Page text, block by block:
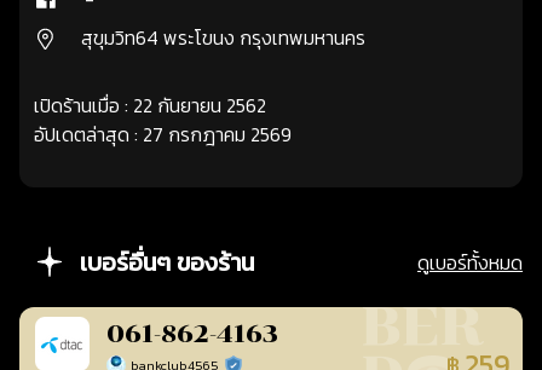
สุขุมวิท64 พระโขนง กรุงเทพมหานคร
เปิดร้านเมื่อ : 22 กันยายน 2562
อัปเดตล่าสุด : 27 กรกฎาคม 2569
เบอร์อื่นๆ ของร้าน ดูเบอร์ทั้งหมด
061-862-4163
bankclub4565